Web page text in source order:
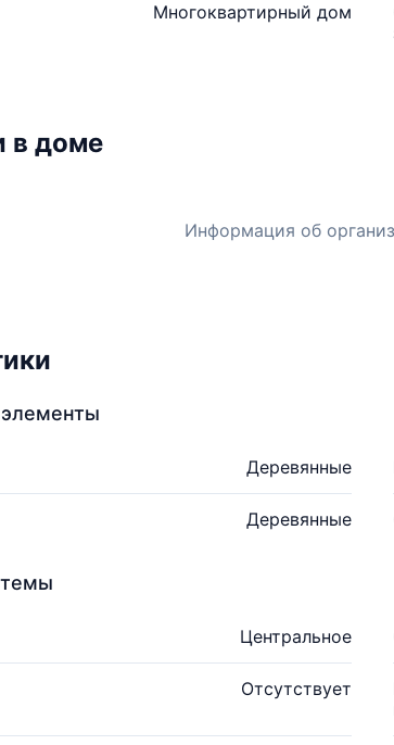
Многоквартирный дом
в доме
Информация об
Деревянные
Деревянные
Центральное
Отсутствует